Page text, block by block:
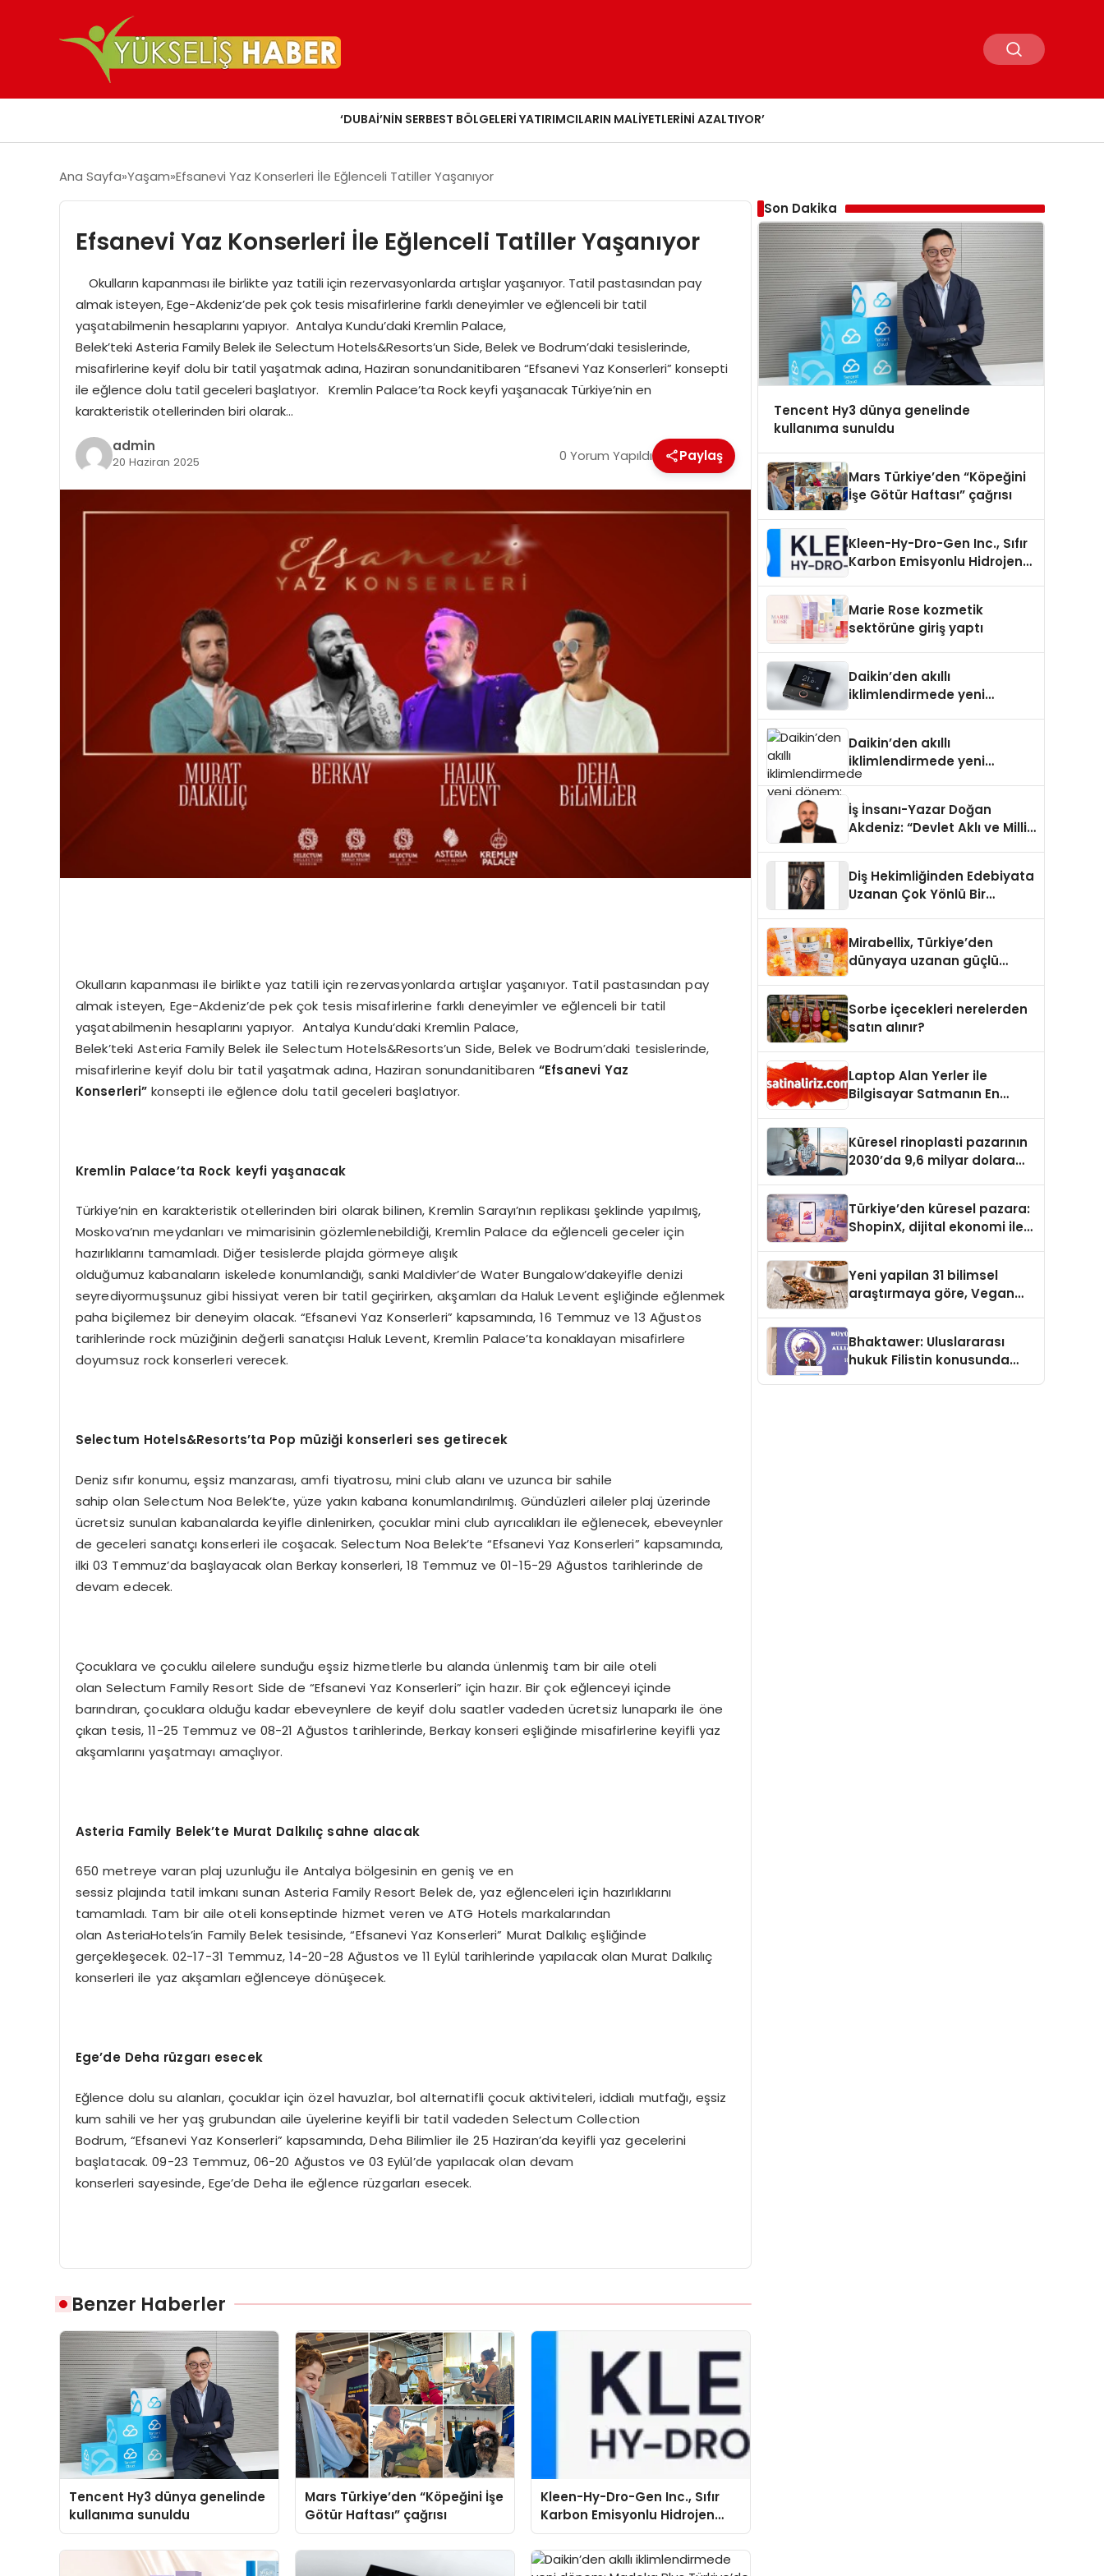
‘DUBAI’NIN SERBEST BÖLGELERI YATIRIMCILARIN MALIYETLERINI AZALTIYOR’
Ana Sayfa Yaşam Efsanevi Yaz Konserleri İle Eğlenceli Tatiller Yaşanıyor
Efsanevi Yaz Konserleri İle Eğlenceli Tatiller Yaşanıyor
Okulların kapanması ile birlikte yaz tatili için rezervasyonlarda artışlar yaşanıyor. Tatil pastasından pay
almak isteyen, Ege-Akdeniz’de pek çok tesis misafirlerine farklı deneyimler ve eğlenceli bir tatil
yaşatabilmenin hesaplarını yapıyor. Antalya Kundu’daki Kremlin Palace,
Belek’teki Asteria Family Belek ile Selectum Hotels&Resorts’un Side, Belek ve Bodrum’daki tesislerinde,
misafirlerine keyif dolu bir tatil yaşatmak adına, Haziran sonundanitibaren “Efsanevi Yaz Konserleri” konsepti
ile eğlence dolu tatil geceleri başlatıyor. Kremlin Palace’ta Rock keyfi yaşanacak Türkiye’nin en
karakteristik otellerinden biri olarak…
admin
20 Haziran 2025 0 Yorum Yapıldı Paylaş
Okulların kapanması ile birlikte yaz tatili için rezervasyonlarda artışlar yaşanıyor. Tatil pastasından pay
almak isteyen, Ege-Akdeniz’de pek çok tesis misafirlerine farklı deneyimler ve eğlenceli bir tatil
yaşatabilmenin hesaplarını yapıyor. Antalya Kundu’daki Kremlin Palace,
Belek’teki Asteria Family Belek ile Selectum Hotels&Resorts’un Side, Belek ve Bodrum’daki tesislerinde,
misafirlerine keyif dolu bir tatil yaşatmak adına, Haziran sonundanitibaren “Efsanevi Yaz
Konserleri” konsepti ile eğlence dolu tatil geceleri başlatıyor.
Kremlin Palace’ta Rock keyfi yaşanacak
Türkiye’nin en karakteristik otellerinden biri olarak bilinen, Kremlin Sarayı’nın replikası şeklinde yapılmış,
Moskova’nın meydanları ve mimarisinin gözlemlenebildiği, Kremlin Palace da eğlenceli geceler için
hazırlıklarını tamamladı. Diğer tesislerde plajda görmeye alışık
olduğumuz kabanaların iskelede konumlandığı, sanki Maldivler’de Water Bungalow’dakeyifle denizi
seyrediyormuşsunuz gibi hissiyat veren bir tatil geçirirken, akşamları da Haluk Levent eşliğinde eğlenmek
paha biçilemez bir deneyim olacak. “Efsanevi Yaz Konserleri” kapsamında, 16 Temmuz ve 13 Ağustos
tarihlerinde rock müziğinin değerli sanatçısı Haluk Levent, Kremlin Palace’ta konaklayan misafirlere
doyumsuz rock konserleri verecek.
Selectum Hotels&Resorts’ta Pop müziği konserleri ses getirecek
Deniz sıfır konumu, eşsiz manzarası, amfi tiyatrosu, mini club alanı ve uzunca bir sahile
sahip olan Selectum Noa Belek’te, yüze yakın kabana konumlandırılmış. Gündüzleri aileler plaj üzerinde
ücretsiz sunulan kabanalarda keyifle dinlenirken, çocuklar mini club ayrıcalıkları ile eğlenecek, ebeveynler
de geceleri sanatçı konserleri ile coşacak. Selectum Noa Belek’te “Efsanevi Yaz Konserleri” kapsamında,
ilki 03 Temmuz’da başlayacak olan Berkay konserleri, 18 Temmuz ve 01-15-29 Ağustos tarihlerinde de
devam edecek.
Çocuklara ve çocuklu ailelere sunduğu eşsiz hizmetlerle bu alanda ünlenmiş tam bir aile oteli
olan Selectum Family Resort Side de “Efsanevi Yaz Konserleri” için hazır. Bir çok eğlenceyi içinde
barındıran, çocuklara olduğu kadar ebeveynlere de keyif dolu saatler vadeden ücretsiz lunaparkı ile öne
çıkan tesis, 11-25 Temmuz ve 08-21 Ağustos tarihlerinde, Berkay konseri eşliğinde misafirlerine keyifli yaz
akşamlarını yaşatmayı amaçlıyor.
Asteria Family Belek’te Murat Dalkılıç sahne alacak
650 metreye varan plaj uzunluğu ile Antalya bölgesinin en geniş ve en
sessiz plajında tatil imkanı sunan Asteria Family Resort Belek de, yaz eğlenceleri için hazırlıklarını
tamamladı. Tam bir aile oteli konseptinde hizmet veren ve ATG Hotels markalarından
olan AsteriaHotels’in Family Belek tesisinde, “Efsanevi Yaz Konserleri” Murat Dalkılıç eşliğinde
gerçekleşecek. 02-17-31 Temmuz, 14-20-28 Ağustos ve 11 Eylül tarihlerinde yapılacak olan Murat Dalkılıç
konserleri ile yaz akşamları eğlenceye dönüşecek.
Ege’de Deha rüzgarı esecek
Eğlence dolu su alanları, çocuklar için özel havuzlar, bol alternatifli çocuk aktiviteleri, iddialı mutfağı, eşsiz
kum sahili ve her yaş grubundan aile üyelerine keyifli bir tatil vadeden Selectum Collection
Bodrum, “Efsanevi Yaz Konserleri” kapsamında, Deha Bilimlier ile 25 Haziran’da keyifli yaz gecelerini
başlatacak. 09-23 Temmuz, 06-20 Ağustos ve 03 Eylül’de yapılacak olan devam
konserleri sayesinde, Ege’de Deha ile eğlence rüzgarları esecek.
Benzer Haberler
Tencent Hy3 dünya genelinde
kullanıma sunuldu
Mars Türkiye’den “Köpeğini İşe
Götür Haftası” çağrısı
Kleen-Hy-Dro-Gen Inc., Sıfır
Karbon Emisyonlu Hidrojen
Isıtma Teknolojisinde ISO ve
TSSA Düzenleyici Onaylarını
Aldı
Son Dakika
Tencent Hy3 dünya genelinde
kullanıma sunuldu
Mars Türkiye’den “Köpeğini
İşe Götür Haftası” çağrısı
Kleen-Hy-Dro-Gen Inc., Sıfır
Karbon Emisyonlu Hidrojen
Aldı
Marie Rose kozmetik
sektörüne giriş yaptı
Daikin’den akıllı
iklimlendirmede yeni
Daikin’den akıllı
iklimlendirmede yeni
dönem: Madoka Plus
İş İnsanı-Yazar Doğan
Akdeniz: “Devlet Aklı ve Milli
Diş Hekimliğinden Edebiyata
Uzanan Çok Yönlü Bir
Mirabellix, Türkiye’den
dünyaya uzanan güçlü
Sorbe içecekleri nerelerden
satın alınır?
Laptop Alan Yerler ile
Bilgisayar Satmanın En
Küresel rinoplasti pazarının
2030’da 9,6 milyar dolara
Türkiye’den küresel pazara:
ShopinX, dijital ekonomi ile
Yeni yapilan 31 bilimsel
araştırmaya göre, Vegan
Sindirildiğini Ortaya Koydu
Bhaktawer: Uluslararası
hukuk Filistin konusunda